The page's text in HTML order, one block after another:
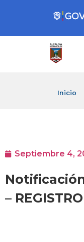
Inicio
Septiembre 4,
Notificación
–